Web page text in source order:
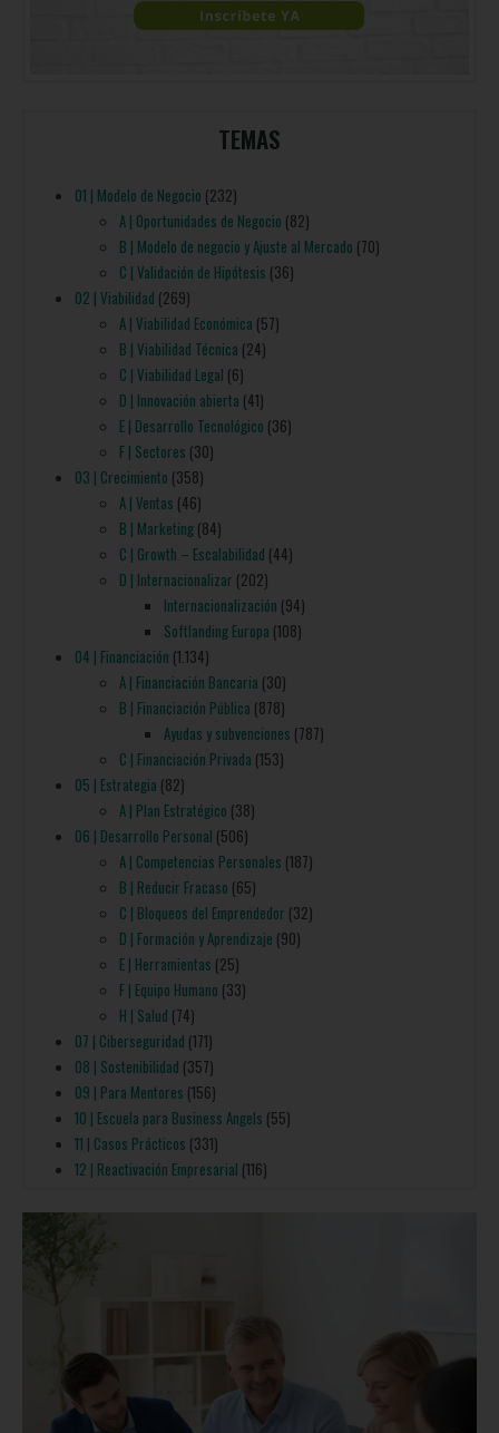
TEMAS
01 | Modelo de Negocio (232)
A | Oportunidades de Negocio (82)
B | Modelo de negocio y Ajuste al Mercado (70)
C | Validación de Hipótesis (36)
02 | Viabilidad (269)
A | Viabilidad Económica (57)
B | Viabilidad Técnica (24)
C | Viabilidad Legal (6)
D | Innovación abierta (41)
E | Desarrollo Tecnológico (36)
F | Sectores (30)
03 | Crecimiento (358)
A | Ventas (46)
B | Marketing(84)
C | Growth – Escalabilidad (44)
D | Internacionalizar (202)
Internacionalización (94)
Softlanding Europa (108)
04 | Financiación (1.134)
A | Financiación Bancaria (30)
B | Financiación Pública (878)
Ayudas y subvenciones (787)
C | Financiación Privada (153)
05 | Estrategia (82)
A | Plan Estratégico (38)
06 | Desarrollo Personal (506)
A | Competencias Personales (187)
B | Reducir Fracaso (65)
C | Bloqueos del Emprendedor (32)
D | Formación y Aprendizaje (90)
E | Herramientas (25)
F | Equipo Humano (33)
H | Salud (74)
07 | Ciberseguridad (171)
08 | Sostenibilidad (357)
09 | Para Mentores (156)
10 | Escuela para Business Angels (55)
11 | Casos Prácticos (331)
12 | Reactivación Empresarial (116)